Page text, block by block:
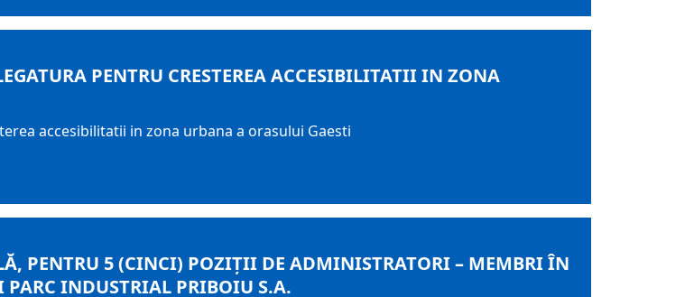
PENTRU CRESTEREA ACCESIBILITATII IN ZONA
accesibilitatii in zona urbana a orasului Gaesti
PENTRU 5 (CINCI) POZIȚII DE ADMINISTRATORI – MEMBRI ÎN
INDUSTRIAL PRIBOIU S.A.